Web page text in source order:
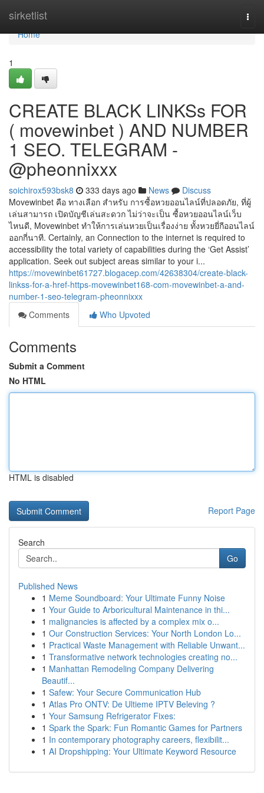
sirketlist
Home
Home
1
CREATE BLACK LINKSs FOR
( movewinbet ) AND NUMBER
1 SEO. TELEGRAM -
@pheonnixxx
soichirox593bsk8 333 days ago News
Discuss
Movewinbet คือ ทางเลือก สำหรับ การซื้อหวยออนไลน์ที่ปลอดภัย, ที่ผู้
เล่นสามารถ เปิดบัญชีเล่นสะดวก ไม่ว่าจะเป็น ซื้อหวยออนไลน์เว็บ
ไหนดี, Movewinbet ทำให้การเล่นหวยเป็นเรื่องง่าย ทั้งหวยยี่กีออนไลน์
ออกกี่นาที. Certainly, an Connection to the internet is required to
accessibility the total variety of capabilities during the ‘Get Assist’
application. Seek out subject areas similar to your i...
https://movewinbet61727.blogacep.com/42638304/create-black-
linkss-for-a-href-https-movewinbet168-com-movewinbet-a-and-
number-1-seo-telegram-pheonnixxx
Comments
Who Upvoted
Comments
Submit a Comment
No HTML
HTML is disabled
Report Page
Search
Go
Published News
1 Meme Soundboard: Your Ultimate Funny Noise
1 Your Guide to Arboricultural Maintenance in thi...
1 malignancies is affected by a complex mix o...
1 Our Construction Services: Your North London Lo...
1 Practical Waste Management with Reliable Unwant...
1 Transformative network technologies creating no...
1 Manhattan Remodeling Company Delivering
Beautif...
1 Safew: Your Secure Communication Hub
1 Atlas Pro ONTV: De Ultieme IPTV Beleving ?
1 Your Samsung Refrigerator Fixes:
1 Spark the Spark: Fun Romantic Games for Partners
1 In contemporary photography careers, flexibilit...
1 AI Dropshipping: Your Ultimate Keyword Resource